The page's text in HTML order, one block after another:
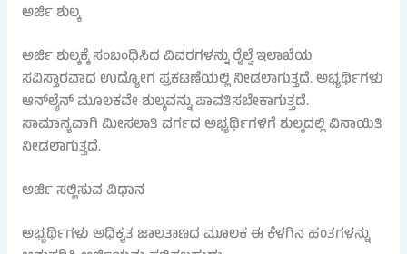
ಅರ್ಜಿ ಶುಲ್ಕ
ಅರ್ಜಿ ಶುಲ್ಕಕ್ಕೆ ಸಂಬಂಧಿಸಿದ ವಿವರಗಳನ್ನು ರೈಲ್ವೆ ಇಲಾಖೆಯ
ಸವಿಸ್ತಾರವಾದ ಉದ್ಯೋಗ ಪ್ರಕಟಣೆಯಲ್ಲಿ ನೀಡಲಾಗುತ್ತದೆ. ಅಭ್ಯರ್ಥಿಗಳು
ಆನ್‌ಲೈನ್ ಮೂಲಕವೇ ಶುಲ್ಕವನ್ನು ಪಾವತಿಸಬೇಕಾಗುತ್ತದೆ.
ಸಾಮಾನ್ಯವಾಗಿ ಮೀಸಲಾತಿ ವರ್ಗದ ಅಭ್ಯರ್ಥಿಗಳಿಗೆ ಶುಲ್ಕದಲ್ಲಿ ವಿನಾಯಿತಿ
ನೀಡಲಾಗುತ್ತದೆ.
ಅರ್ಜಿ ಸಲ್ಲಿಸುವ ವಿಧಾನ
ಅಭ್ಯರ್ಥಿಗಳು ಅಧಿಕೃತ ಜಾಲತಾಣದ ಮೂಲಕ ಈ ಕೆಳಗಿನ ಹಂತಗಳನ್ನು